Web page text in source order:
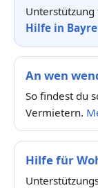
Hilfe in
An wen
So findest du
Vermietern.
Hilfe für